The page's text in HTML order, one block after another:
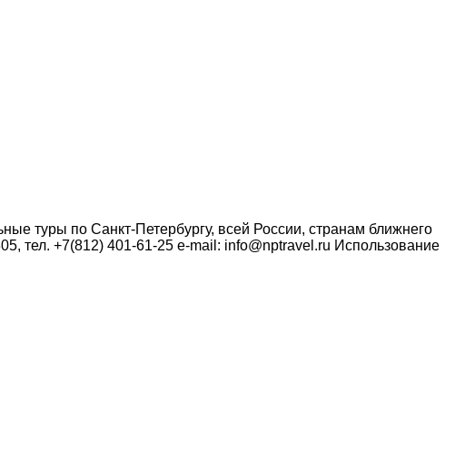
туры по Санкт-Петербургу, всей России, странам ближнего
тел. +7(812) 401-61-25 e-mail: info@nptravel.ru Использование